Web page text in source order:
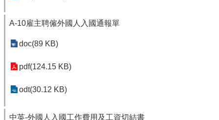
告
資
安
政
策
A-10雇主聘僱外國人入國通報單
doc(89 KB)
pdf(124.15 KB)
odt(30.12 KB)
中英-外國人入國工作費用及工資切結書